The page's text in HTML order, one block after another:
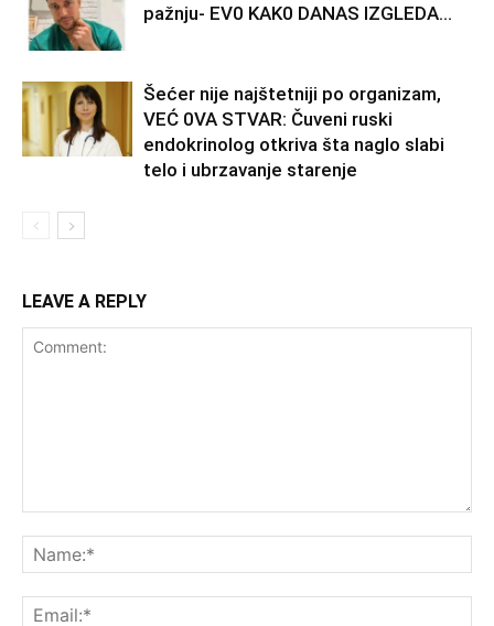
pažnju- EV0 KAK0 DANAS lZGLEDA…
Šećer nije najštetniji po organizam,
VEĆ 0VA STVAR: Čuveni ruski
endokrinolog otkriva šta naglo slabi
telo i ubrzavanje starenje
LEAVE A REPLY